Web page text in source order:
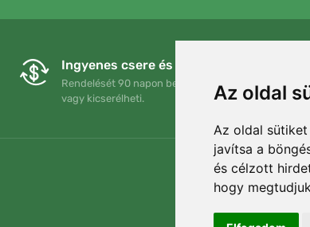
Az oldal
Az oldal
javítsa a
és célzott
hogy
Ingyenes csere és visszaküldés
Rendelését 90 napon belül bármikor visszaküldheti
vagy kicserélheti.